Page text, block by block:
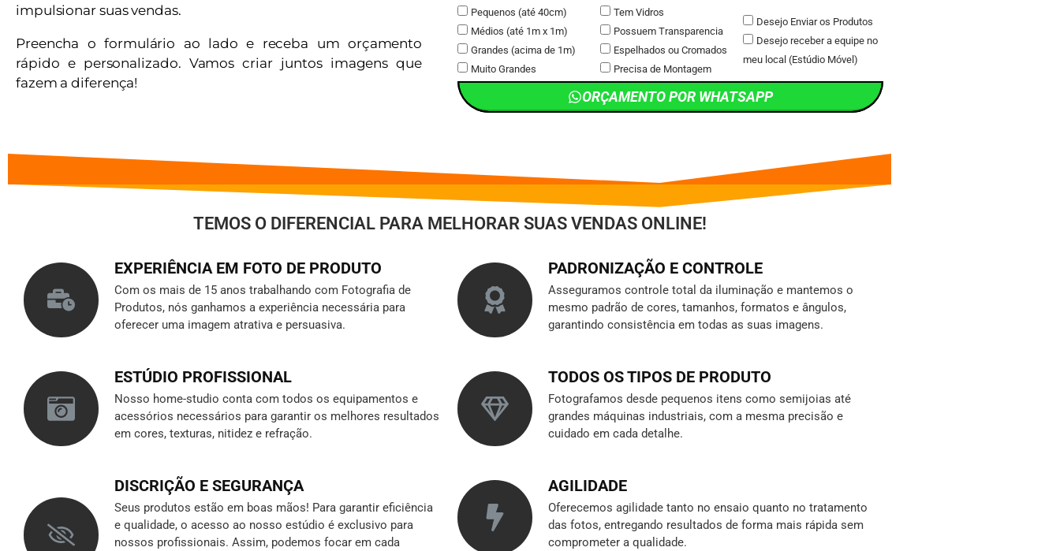
impulsionar suas vendas.
Preencha o formulário ao lado e receba um orçamento
rápido e personalizado. Vamos criar juntos imagens que
fazem a diferença!
Pequenos (até 40cm)
Médios (até 1m x 1m)
Grandes (acima de 1m)
Muito Grandes
Tem Vidros
Possuem Transparencia
Espelhados ou Cromados
Precisa de Montagem
Desejo Enviar os Produtos
Desejo receber a equipe no
meu local (Estúdio Móvel)
ORÇAMENTO POR WHATSAPP
TEMOS O DIFERENCIAL PARA MELHORAR SUAS VENDAS ONLINE!
EXPERIÊNCIA EM FOTO DE PRODUTO
Com os mais de 15 anos trabalhando com Fotografia de
Produtos, nós ganhamos a experiência necessária para
oferecer uma imagem atrativa e persuasiva.
ESTÚDIO PROFISSIONAL
Nosso home-studio conta com todos os equipamentos e
acessórios necessários para garantir os melhores resultados
em cores, texturas, nitidez e refração.
DISCRIÇÃO E SEGURANÇA
Seus produtos estão em boas mãos! Para garantir eficiência
e qualidade, o acesso ao nosso estúdio é exclusivo para
nossos profissionais. Assim, podemos focar em cada
PADRONIZAÇÃO E CONTROLE
Asseguramos controle total da iluminação e mantemos o
mesmo padrão de cores, tamanhos, formatos e ângulos,
garantindo consistência em todas as suas imagens.
TODOS OS TIPOS DE PRODUTO
Fotografamos desde pequenos itens como semijoias até
grandes máquinas industriais, com a mesma precisão e
cuidado em cada detalhe.
AGILIDADE
Oferecemos agilidade tanto no ensaio quanto no tratamento
das fotos, entregando resultados de forma mais rápida sem
comprometer a qualidade.